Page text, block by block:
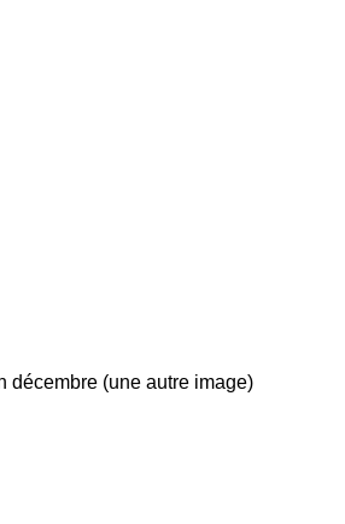
décembre (une autre image)